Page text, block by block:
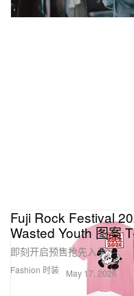
Fashion 时装
Fuji Rock Festival
Wasted Youth 图案
即刻开启预售抢先入手。
May 17, 2026